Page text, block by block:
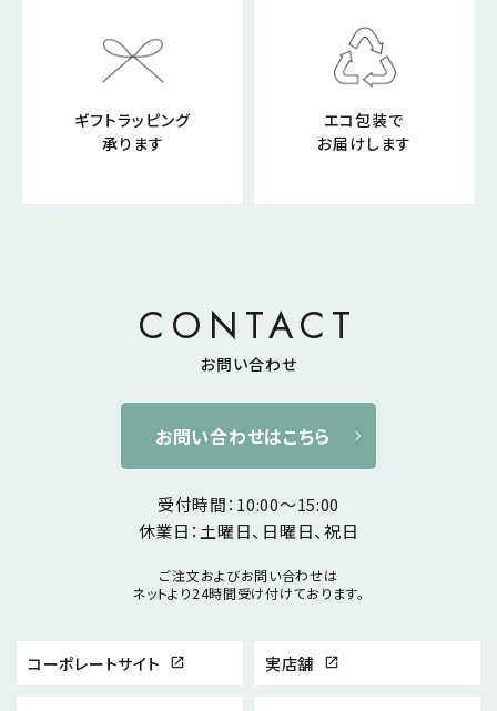
ギフトラッピング
承ります
エコ包装で
お届けします
CONTACT
お問い合わせ
お問い合わせはこちら
受付時間：10:00～15:00
休業日：土曜日、日曜日、祝日
ご注文およびお問い合わせは
ネットより24時間受け付けております。
コーポレートサイト open_in_new 実店舗 open_in_new